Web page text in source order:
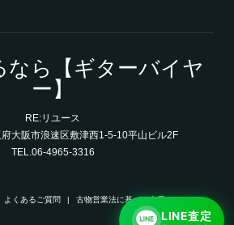
なら【ギターバイヤ
ー】
RE:リユース
大阪市浪速区敷津西1-5-10平山ビル2F
TEL.06-4965-3316
よくあるご質問 古物営業法に基づく表示
LINE査定